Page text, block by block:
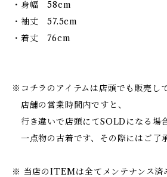
・身幅 58cm
・袖丈 57.5cm
・着丈 76cm
※コチラのアイテムは店頭でも販売し
店舗の営業時間内ですと、
行き違いで店頭にてSOLDになる場
一点物の古着です、その際にはご了
※ 当店のITEMは全てメンテナンス済